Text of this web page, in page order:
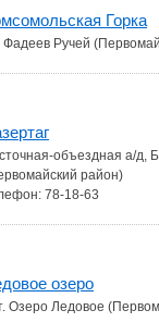
Горка
Фадеев Ручей
объездная а/д,
район)
78-18-63
озеро
Озеро Ледовое